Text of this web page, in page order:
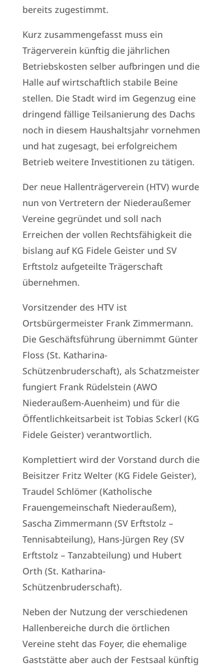
bereits zugestimmt.
Kurz zusammengefasst muss ein
Trägerverein künftig die jährlichen
Betriebskosten selber aufbringen und die
Halle auf wirtschaftlich stabile Beine
stellen. Die Stadt wird im Gegenzug eine
dringend fällige Teilsanierung des Dachs
noch in diesem Haushaltsjahr vornehmen
und hat zugesagt, bei erfolgreichem
Betrieb weitere Investitionen zu tätigen.
Der neue Hallenträgerverein (HTV) wurde
nun von Vertretern der Niederaußemer
Vereine gegründet und soll nach
Erreichen der vollen Rechtsfähigkeit die
bislang auf KG Fidele Geister und SV
Erftstolz aufgeteilte Trägerschaft
übernehmen.
Vorsitzender des HTV ist
Ortsbürgermeister Frank Zimmermann.
Die Geschäftsführung übernimmt Günter
Floss (St. Katharina-
Schützenbruderschaft), als Schatzmeister
fungiert Frank Rüdelstein (AWO
Niederaußem-Auenheim) und für die
Öffentlichkeitsarbeit ist Tobias Sckerl (KG
Fidele Geister) verantwortlich.
Komplettiert wird der Vorstand durch die
Beisitzer Fritz Welter (KG Fidele Geister),
Traudel Schlömer (Katholische
Frauengemeinschaft Niederaußem),
Sascha Zimmermann (SV Erftstolz –
Tennisabteilung), Hans-Jürgen Rey (SV
Erftstolz – Tanzabteilung) und Hubert
Orth (St. Katharina-
Schützenbruderschaft).
Neben der Nutzung der verschiedenen
Hallenbereiche durch die örtlichen
Vereine steht das Foyer, die ehemalige
Gaststätte aber auch der Festsaal künftig